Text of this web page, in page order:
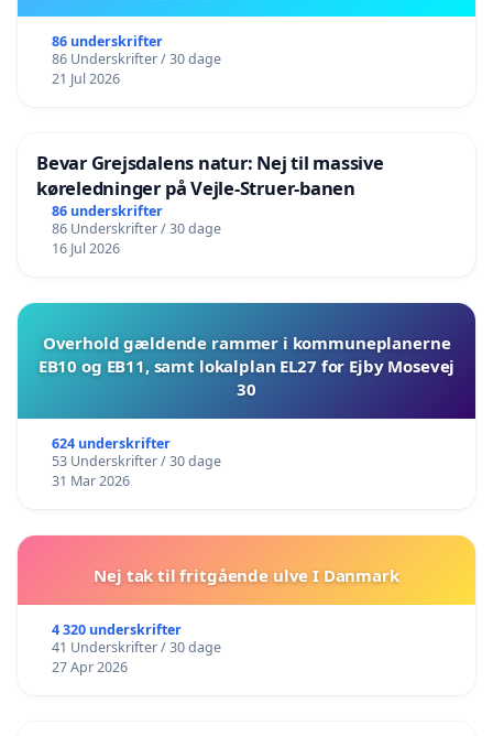
86 underskrifter
86 Underskrifter / 30 dage
21 Jul 2026
Bevar Grejsdalens natur: Nej til massive
køreledninger på Vejle-Struer-banen
86 underskrifter
86 Underskrifter / 30 dage
16 Jul 2026
Overhold gældende rammer i kommuneplanerne
EB10 og EB11, samt lokalplan EL27 for Ejby Mosevej
30
624 underskrifter
53 Underskrifter / 30 dage
31 Mar 2026
Nej tak til fritgående ulve I Danmark
4 320 underskrifter
41 Underskrifter / 30 dage
27 Apr 2026